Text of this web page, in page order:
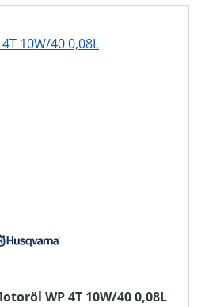
WP 4T 10W/40 0,08L